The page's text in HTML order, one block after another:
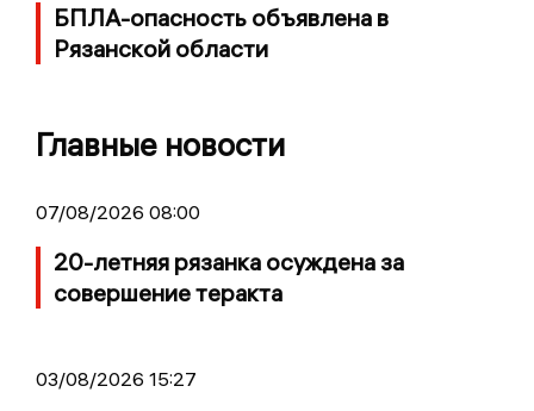
БПЛА-опасность объявлена в
Рязанской области
Главные новости
07/08/2026 08:00
20-летняя рязанка осуждена за
совершение теракта
03/08/2026 15:27